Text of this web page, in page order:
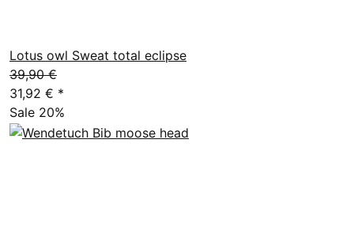
Lotus owl Sweat total eclipse
39,90 €
31,92 € *
Sale 20%